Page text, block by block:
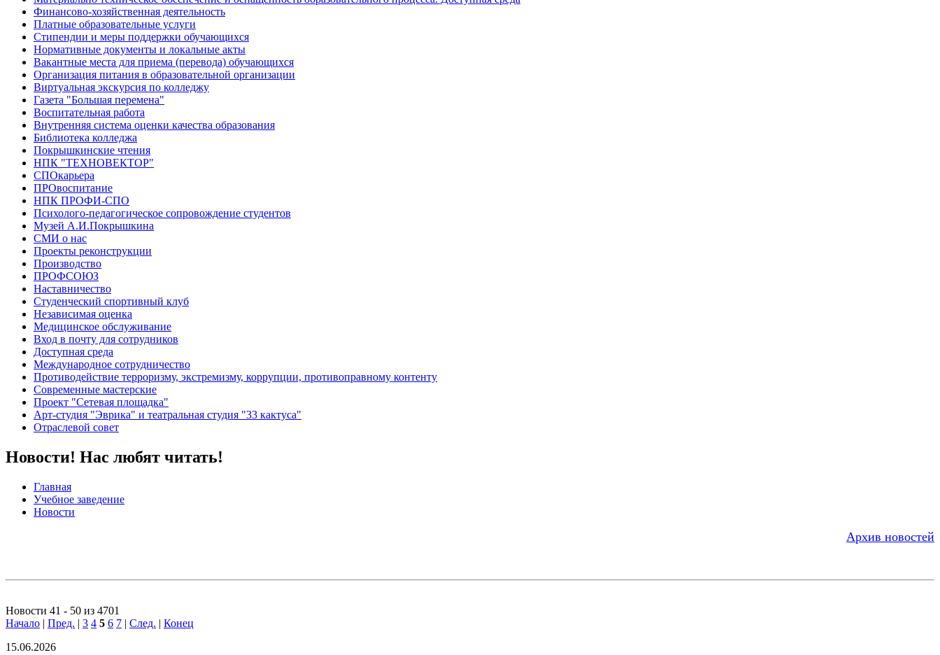
Финансово-хозяйственная деятельность
Платные образовательные услуги
Стипендии и меры поддержки обучающихся
Нормативные документы и локальные акты
Вакантные места для приема (перевода) обучающихся
Организация питания в образовательной организации
Виртуальная экскурсия по колледжу
Газета "Большая перемена"
Воспитательная работа
Внутренняя система оценки качества образования
Библиотека колледжа
Покрышкинские чтения
НПК "ТЕХНОВЕКТОР"
СПОкарьера
ПРОвоспитание
НПК ПРОФИ-СПО
Психолого-педагогическое сопровождение студентов
Музей А.И.Покрышкина
СМИ о нас
Проекты реконструкции
Производство
ПРОФСОЮЗ
Наставничество
Студенческий спортивный клуб
Независимая оценка
Медицинское обслуживание
Вход в почту для сотрудников
Доступная среда
Международное сотрудничество
Противодействие терроризму, экстремизму, коррупции, противоправному контенту
Современные мастерские
Проект "Сетевая площадка"
Арт-студия "Эврика" и театральная студия "33 кактуса"
Отраслевой совет
Новости! Нас любят читать!
Главная
Учебное заведение
Новости
Архив новостей
Новости 41 - 50 из 4701
Начало | Пред. | 3 4 5 6 7 | След. | Конец
15.06.2026